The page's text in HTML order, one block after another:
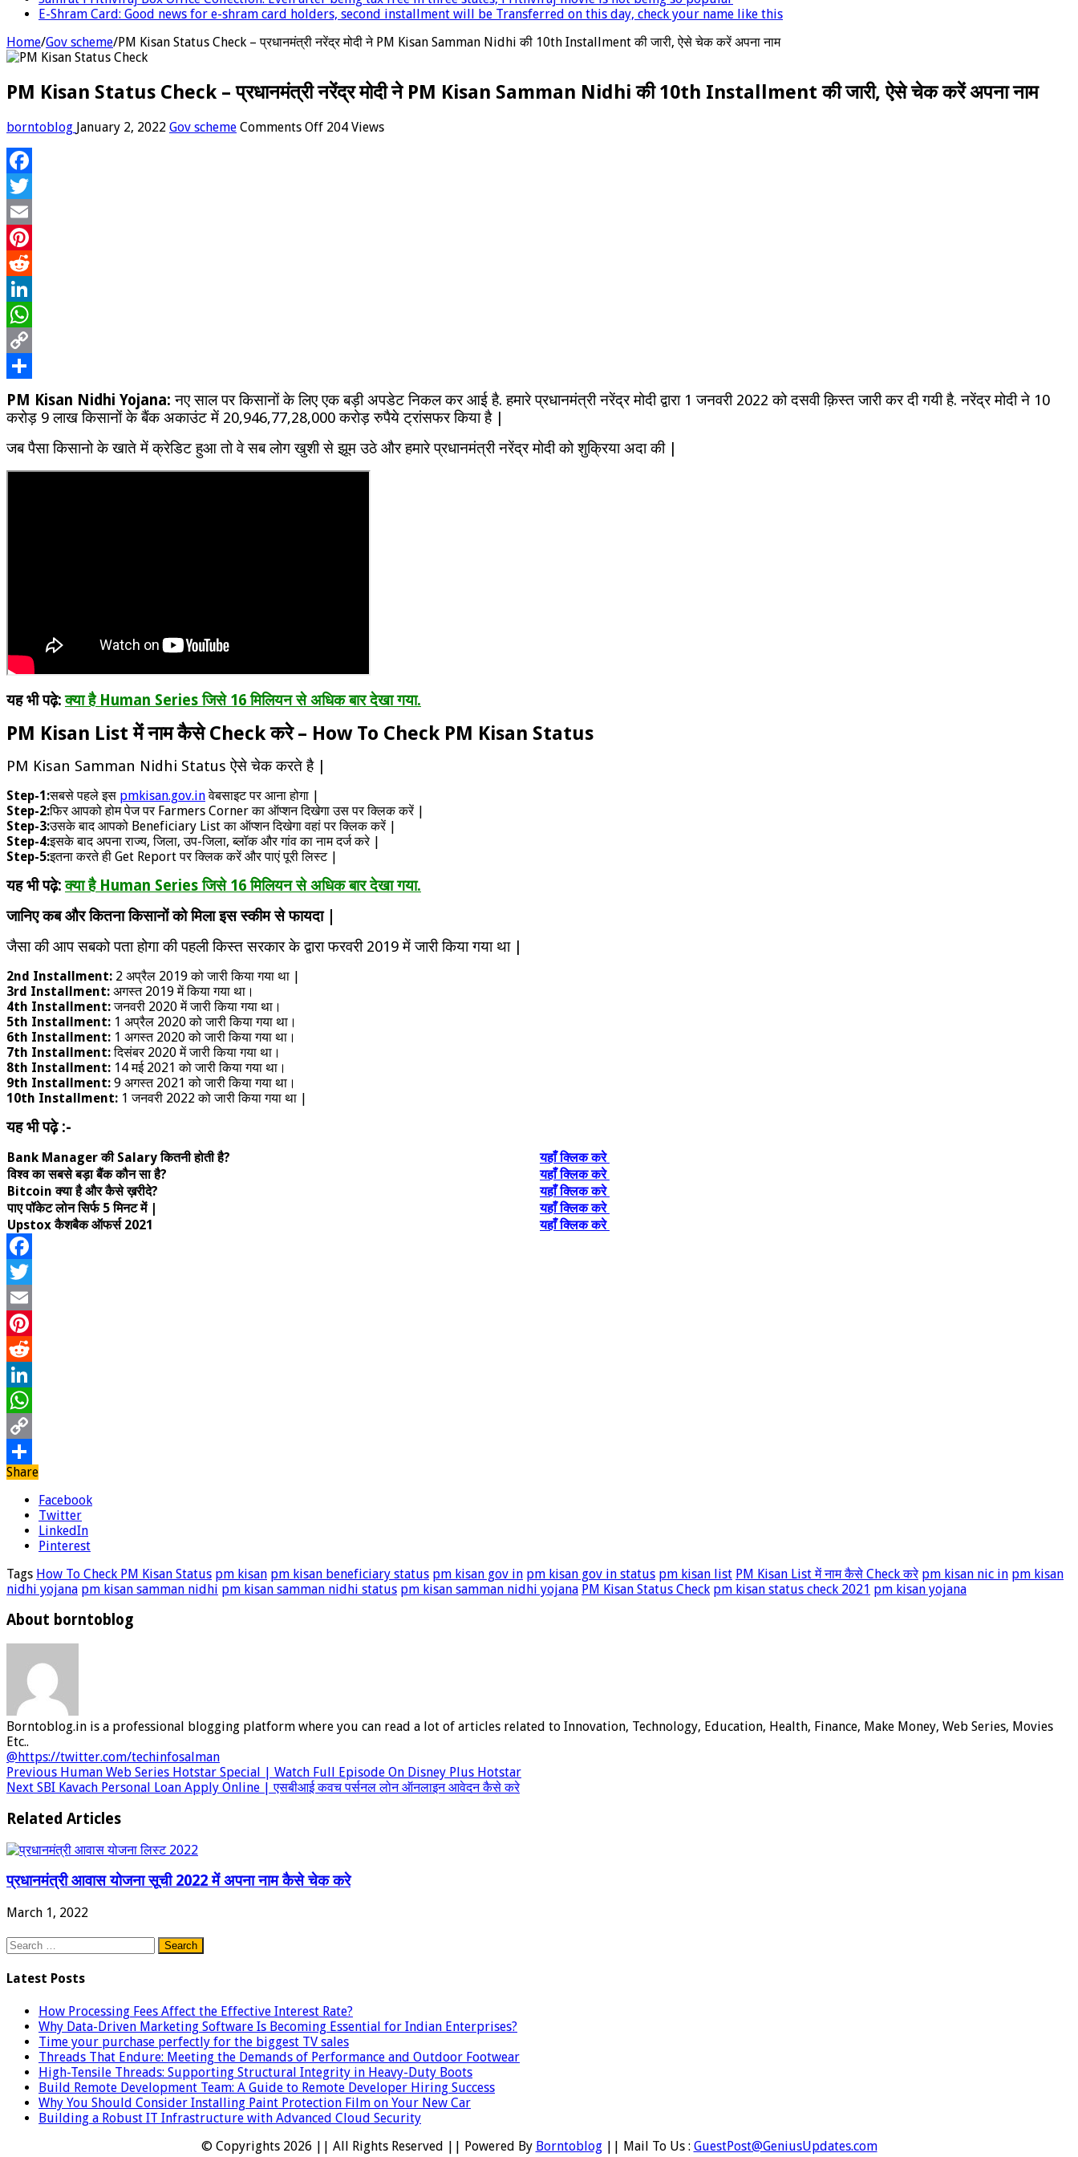
E-Shram Card: Good news for e-shram card holders, second installment will be Transferred on this day, check your name like this
Home/Gov scheme/PM Kisan Status Check – प्रधानमंत्री नरेंद्र मोदी ने PM Kisan Samman Nidhi की 10th Installment की जारी, ऐसे चेक करें अपना नाम
PM Kisan Status Check – प्रधानमंत्री नरेंद्र मोदी ने PM Kisan Samman Nidhi की 10th Installment की जारी, ऐसे चेक करें अपना नाम
borntoblog January 2, 2022 Gov scheme Comments Offon
जारी,
ऐसे
करें
अपना
नाम
204 Views
Facebook
Twitter
Email
Pinterest
Reddit
LinkedIn
WhatsApp
Copy
Link
Share
PM Kisan Nidhi Yojana:नए साल पर किसानों के लिए एक बड़ी अपडेट निकल कर आई है. हमारे प्रधानमंत्री नरेंद्र मोदी द्वारा 1 जनवरी 2022 को दसवी क़िस्त जारी कर दी गयी है. नरेंद्र मोदी ने 10
करोड़ 9 लाख किसानों के बैंक अकाउंट में 20,946,77,28,000 करोड़ रुपैये ट्रांसफर किया है |
जब पैसा किसानो के खाते में क्रेडिट हुआ तो वे सब लोग खुशी से झूम उठे और हमारे प्रधानमंत्री नरेंद्र मोदी को शुक्रिया अदा की |
यह भी पढ़े: क्या है Human Series जिसे 16 मिलियन से अधिक बार देखा गया.
PM Kisan List में नाम कैसे Check करे – How To Check PM Kisan Status
PM Kisan Samman Nidhi Status ऐसे चेक करते है |
Step-1:सबसे पहले इस pmkisan.gov.inवेबसाइट पर आना होगा |
Step-2:फिर आपको होम पेज पर Farmers Corner का ऑप्शन दिखेगा उस पर क्लिक करें |
Step-3:उसके बाद आपको Beneficiary List का ऑप्शन दिखेगा वहां पर क्लिक करें |
Step-4:इसके बाद अपना राज्य, जिला, उप-जिला, ब्लॉक और गांव का नाम दर्ज करे |
Step-5:इतना करते ही Get Report पर क्लिक करें और पाएं पूरी लिस्ट |
यह भी पढ़े: क्या है Human Series जिसे 16 मिलियन से अधिक बार देखा गया.
जानिए कब और कितना किसानों को मिला इस स्कीम से फायदा |
जैसा की आप सबको पता होगा की पहली किस्त सरकार के द्वारा फरवरी 2019 में जारी किया गया था |
2nd Installment: 2 अप्रैल 2019 को जारी किया गया था |
3rd Installment: अगस्त 2019 में किया गया था।
4th Installment:जनवरी 2020 में जारी किया गया था।
5th Installment: 1 अप्रैल 2020 को जारी किया गया था।
6th Installment: 1 अगस्त 2020 को जारी किया गया था।
7th Installment:दिसंबर 2020 में जारी किया गया था।
8th Installment: 14 मई 2021 को जारी किया गया था।
9th Installment: 9 अगस्त 2021 को जारी किया गया था।
10th Installment: 1 जनवरी 2022 को जारी किया गया था |
यह भी पढ़े :-
Bank Manager की Salary कितनी होती है?
यहाँ क्लिक करे
विश्व का सबसे बड़ा बैंक कौन सा है?
यहाँ क्लिक करे
Bitcoin क्या है और कैसे ख़रीदे?
यहाँ क्लिक करे
पाए पॉकेट लोन सिर्फ 5 मिनट में |
यहाँ क्लिक करे
Upstox कैशबैक ऑफर्स 2021
यहाँ क्लिक करे
Facebook
Twitter
Email
Pinterest
Reddit
LinkedIn
WhatsApp
Copy
Link
Share
Share
Facebook
Twitter
LinkedIn
Pinterest
Tags How To Check PM Kisan Status pm kisan pm kisan beneficiary status pm kisan gov in pm kisan gov in status pm kisan list PM Kisan List में नाम कैसे Check करे pm kisan nic in pm kisan
nidhi yojana pm kisan samman nidhi pm kisan samman nidhi status pm kisan samman nidhi yojana PM Kisan Status Check pm kisan status check 2021 pm kisan yojana
About borntoblog
Borntoblog.in is a professional blogging platform where you can read a lot of articles related to Innovation, Technology, Education, Health, Finance, Make Money, Web Series, Movies
Etc..
@https://twitter.com/techinfosalman
Previous Human Web Series Hotstar Special | Watch Full Episode On Disney Plus Hotstar
Next SBI Kavach Personal Loan Apply Online | एसबीआई कवच पर्सनल लोन ऑनलाइन आवेदन कैसे करे
Related Articles
प्रधानमंत्री आवास योजना सूची 2022 में अपना नाम कैसे चेक करे
March 1, 2022
Search
Latest Posts
How Processing Fees Affect the Effective Interest Rate?
Why Data-Driven Marketing Software Is Becoming Essential for Indian Enterprises?
Time your purchase perfectly for the biggest TV sales
Threads That Endure: Meeting the Demands of Performance and Outdoor Footwear
High-Tensile Threads: Supporting Structural Integrity in Heavy-Duty Boots
Build Remote Development Team: A Guide to Remote Developer Hiring Success
Why You Should Consider Installing Paint Protection Film on Your New Car
Building a Robust IT Infrastructure with Advanced Cloud Security
© Copyrights 2026 || All Rights Reserved || Powered By Borntoblog|| Mail To Us : GuestPost@GeniusUpdates.com